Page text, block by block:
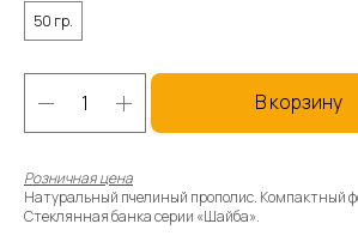
50 гр.
В корзину
Розничная цена
Натуральный пчелиный прополис. Компактный
Стеклянная банка серии «Шайба».